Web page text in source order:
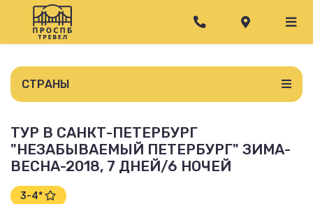
СТРАНЫ
ТУР В САНКТ-ПЕТЕРБУРГ
"НЕЗАБЫВАЕМЫЙ ПЕТЕРБУРГ" ЗИМА-
ВЕСНА-2018, 7 ДНЕЙ/6 НОЧЕЙ
3-4*